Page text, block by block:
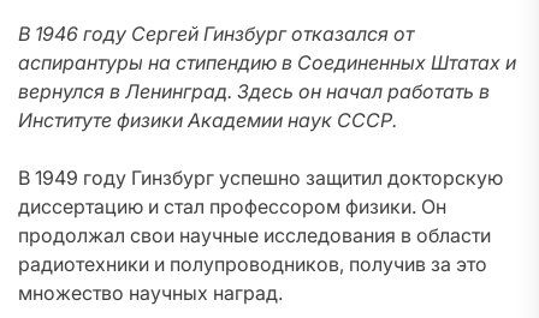
В 1946 году Сергей Гинзбург отказался от
аспирантуры на стипендию в Соединенных Штатах и
вернулся в Ленинград. Здесь он начал работать в
Институте физики Академии наук СССР.
В 1949 году Гинзбург успешно защитил докторскую
диссертацию и стал профессором физики. Он
продолжал свои научные исследования в области
радиотехники и полупроводников, получив за это
множество научных наград.